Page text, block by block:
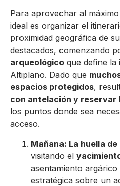
Para aprovechar al
ideal es organizar el
proximidad geográfica de
destacados, comenzando
arqueológico que define la
Altiplano. Dado que
espacios protegidos,
con antelación y reservar
los puntos donde sea
acceso.
Mañana: La huella
visitando el
asentamiento
estratégica sobre un